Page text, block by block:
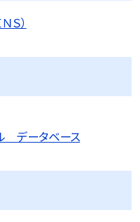
Ｓ）
データベース